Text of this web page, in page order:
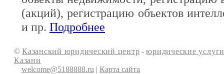
(акций), регистрацию объектов
и пр. Подробнее
© Казанский юридический центр -юридические
Казани
welcome@5188888.ru | Карта сайта